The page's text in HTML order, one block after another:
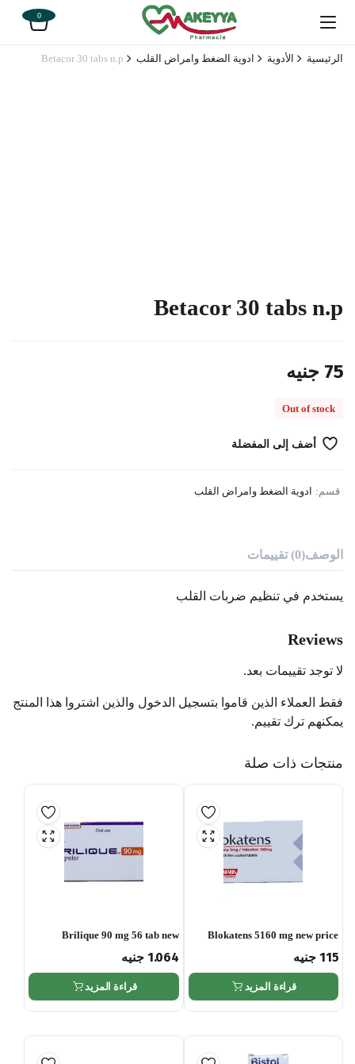
0
الرئيسية الأدوية ادوية الضغط وامراض القلب Betacor 30 tabs n.p
Betacor 30 tabs n.p
75 جنيه
Out of stock
أضف إلى المفضلة
قسم: ادوية الضغط وامراض القلب
الوصف(0) تقييمات
يستخدم في تنظيم ضربات القلب
Reviews
لا توجد تقييمات بعد.
فقط العملاء الذين قاموا بتسجيل الدخول والذين اشتروا هذا المنتج
يمكنهم ترك تقييم.
منتجات ذات صلة
Blokatens 5160 mg new price
115 جنيه
قراءة المزيد
Brilique 90 mg 56 tab new
1.064 جنيه
قراءة المزيد